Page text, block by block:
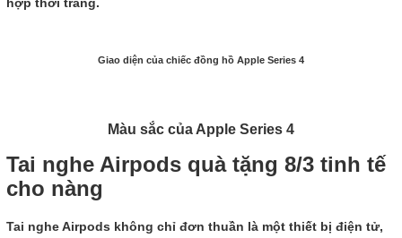
Giao diện của chiếc đồng hồ Apple Series 4
Màu sắc của Apple Series 4
Tai nghe Airpods quà tặng 8/3 tinh tế
cho nàng
Tai nghe Airpods không chỉ đơn thuần là một thiết bị điện tử,